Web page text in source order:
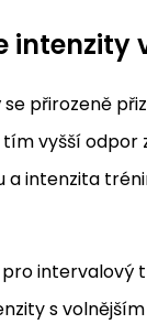
intenzity
přirozeně
vyšší
intenzita
intervalový
s